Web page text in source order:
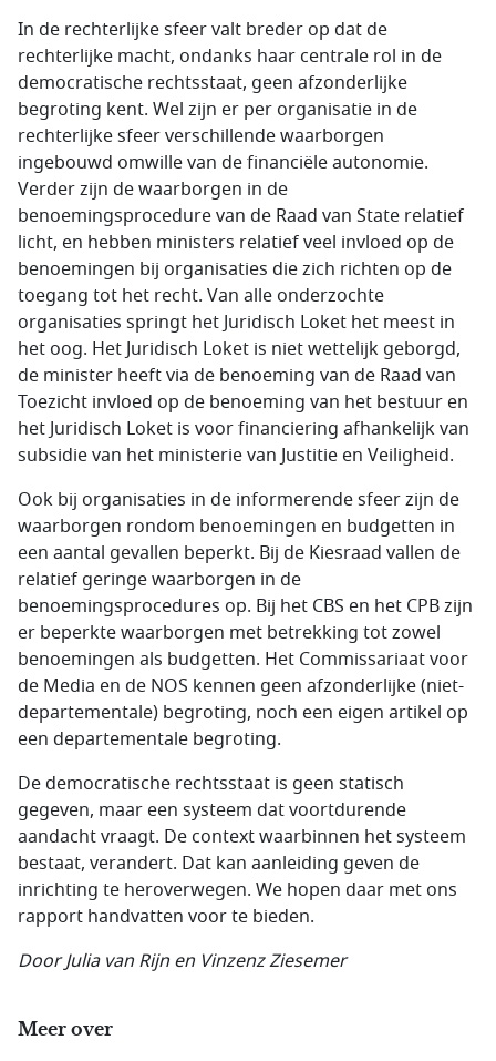
In de rechterlijke sfeer valt breder op dat de
rechterlijke macht, ondanks haar centrale rol in de
democratische rechtsstaat, geen afzonderlijke
begroting kent. Wel zijn er per organisatie in de
rechterlijke sfeer verschillende waarborgen
ingebouwd omwille van de financiële autonomie.
Verder zijn de waarborgen in de
benoemingsprocedure van de Raad van State relatief
licht, en hebben ministers relatief veel invloed op de
benoemingen bij organisaties die zich richten op de
toegang tot het recht. Van alle onderzochte
organisaties springt het Juridisch Loket het meest in
het oog. Het Juridisch Loket is niet wettelijk geborgd,
de minister heeft via de benoeming van de Raad van
Toezicht invloed op de benoeming van het bestuur en
het Juridisch Loket is voor financiering afhankelijk van
subsidie van het ministerie van Justitie en Veiligheid.
Ook bij organisaties in de informerende sfeer zijn de
waarborgen rondom benoemingen en budgetten in
een aantal gevallen beperkt. Bij de Kiesraad vallen de
relatief geringe waarborgen in de
benoemingsprocedures op. Bij het CBS en het CPB zijn
er beperkte waarborgen met betrekking tot zowel
benoemingen als budgetten. Het Commissariaat voor
de Media en de NOS kennen geen afzonderlijke (niet-
departementale) begroting, noch een eigen artikel op
een departementale begroting.
De democratische rechtsstaat is geen statisch
gegeven, maar een systeem dat voortdurende
aandacht vraagt. De context waarbinnen het systeem
bestaat, verandert. Dat kan aanleiding geven de
inrichting te heroverwegen. We hopen daar met ons
rapport handvatten voor te bieden.
Door Julia van Rijn en Vinzenz Ziesemer
Meer over